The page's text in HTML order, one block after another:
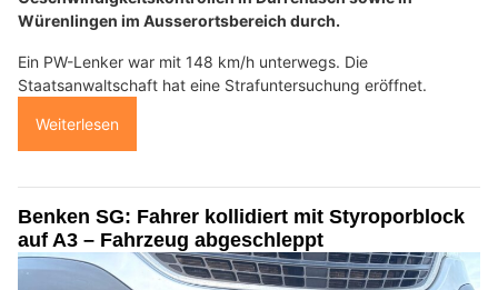
Würenlingen im Ausserortsbereich durch.
Ein PW-Lenker war mit 148 km/h unterwegs. Die
Staatsanwaltschaft hat eine Strafuntersuchung eröffnet.
Weiterlesen
Benken SG: Fahrer kollidiert mit Styroporblock
auf A3 – Fahrzeug abgeschleppt